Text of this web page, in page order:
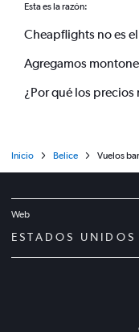
Esta es la razón:
Cheapflights no es
Agregamos
¿Por qué los precios
Inicio Belice Vuelos
Web
ESTADOS UNIDOS